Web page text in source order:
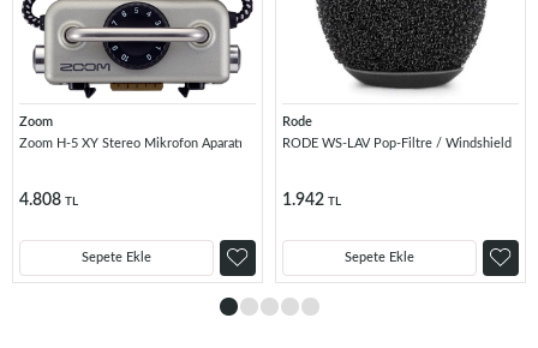
Zoom
Zoom H-5 XY Stereo Mikrofon Aparatı
4.808 TL
Sepete Ekle
Rode
RODE WS-LAV Pop-Filtre / Windshield
1.942 TL
Sepete Ekle